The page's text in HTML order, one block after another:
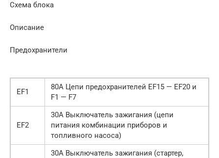
Схема блока
Описание
Предохранители
EF1
80А Цепи предохранителей EF15 — EF20 и
F1 — F7
EF2
30А Выключатель зажигания (цепи
питания комбинации приборов и
топливного насоса)
30А Выключатель зажигания (стартер,